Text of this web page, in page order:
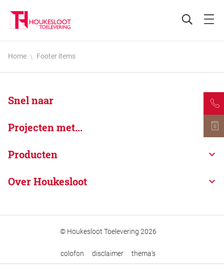
Home Footer items
Snel naar
Projecten met...
Producten
Over Houkesloot
© Houkesloot Toelevering 2026
colofon disclaimer thema's